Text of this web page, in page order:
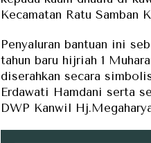
Kecamatan Ratu Samban
Penyaluran bantuan ini
tahun baru hijriah 1
diserahkan secara
Erdawati Hamdani serta
DWP Kanwil